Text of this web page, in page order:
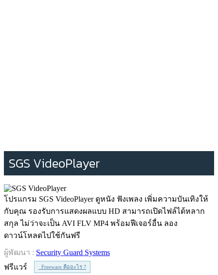
SGS VideoPlayer
โปรแกรม SGS VideoPlayer ดูหนัง ฟังเพลง เพิ่มความบันเทิงให้
กับคุณ รองรับการแสดงผลแบบ HD สามารถเปิดไฟล์ได้หลาก
สกุล ไม่ว่าจะเป็น AVI FLV MP4 พร้อมฟีเจอร์อื่น ลอง
ดาวน์โหลดไปใช้กันฟรี
ผู้พัฒนา : Security Guard Systems
ฟรีแวร์
Freeware คืออะไร ?